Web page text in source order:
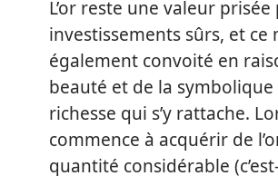
L’or reste une valeur
investissements sûrs, et ce
également convoité en
beauté et de la symbolique
richesse qui s’y rattache.
commence à acquérir de
quantité considérable